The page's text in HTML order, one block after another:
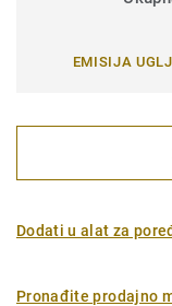
EMISIJA
Dodati u alat za
Pronađite prodajno